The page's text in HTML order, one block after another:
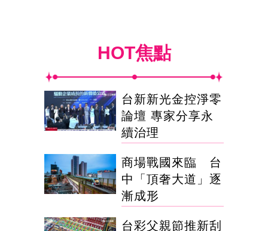
HOT焦點
台新新光金控淨零
論壇 專家分享永
續治理
商場戰國來臨 台
中「頂奢大道」逐
漸成形
台彩父親節推新刮